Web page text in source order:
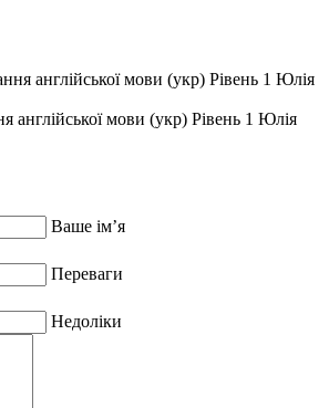
англійської мови (укр) Рівень 1 Юлія
Ваше ім’я
Переваги
Недоліки